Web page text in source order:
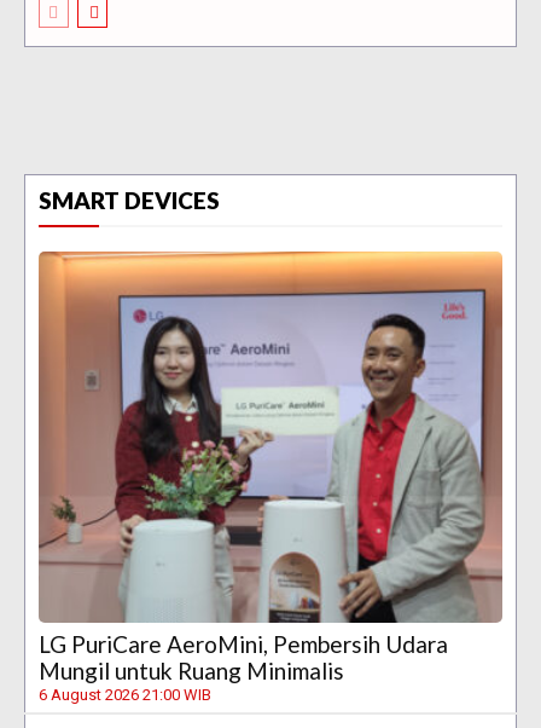
SMART DEVICES
LG PuriCare AeroMini, Pembersih Udara
Mungil untuk Ruang Minimalis
6 August 2026 21:00 WIB